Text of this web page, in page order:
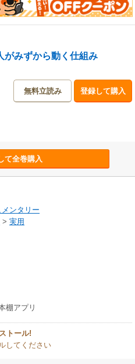
がみずから動く仕組み
無料立読み 登録して購入
て全巻購入
メンタリー
> 実用
棚アプリ
トール!
してください